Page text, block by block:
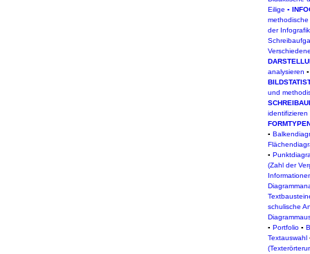
Eilige ▪
methodische
der Infografik
analysieren
und
identifizieren
▪
▪
(Zahl der
schulische
▪ Portfolio ▪
Textauswahl